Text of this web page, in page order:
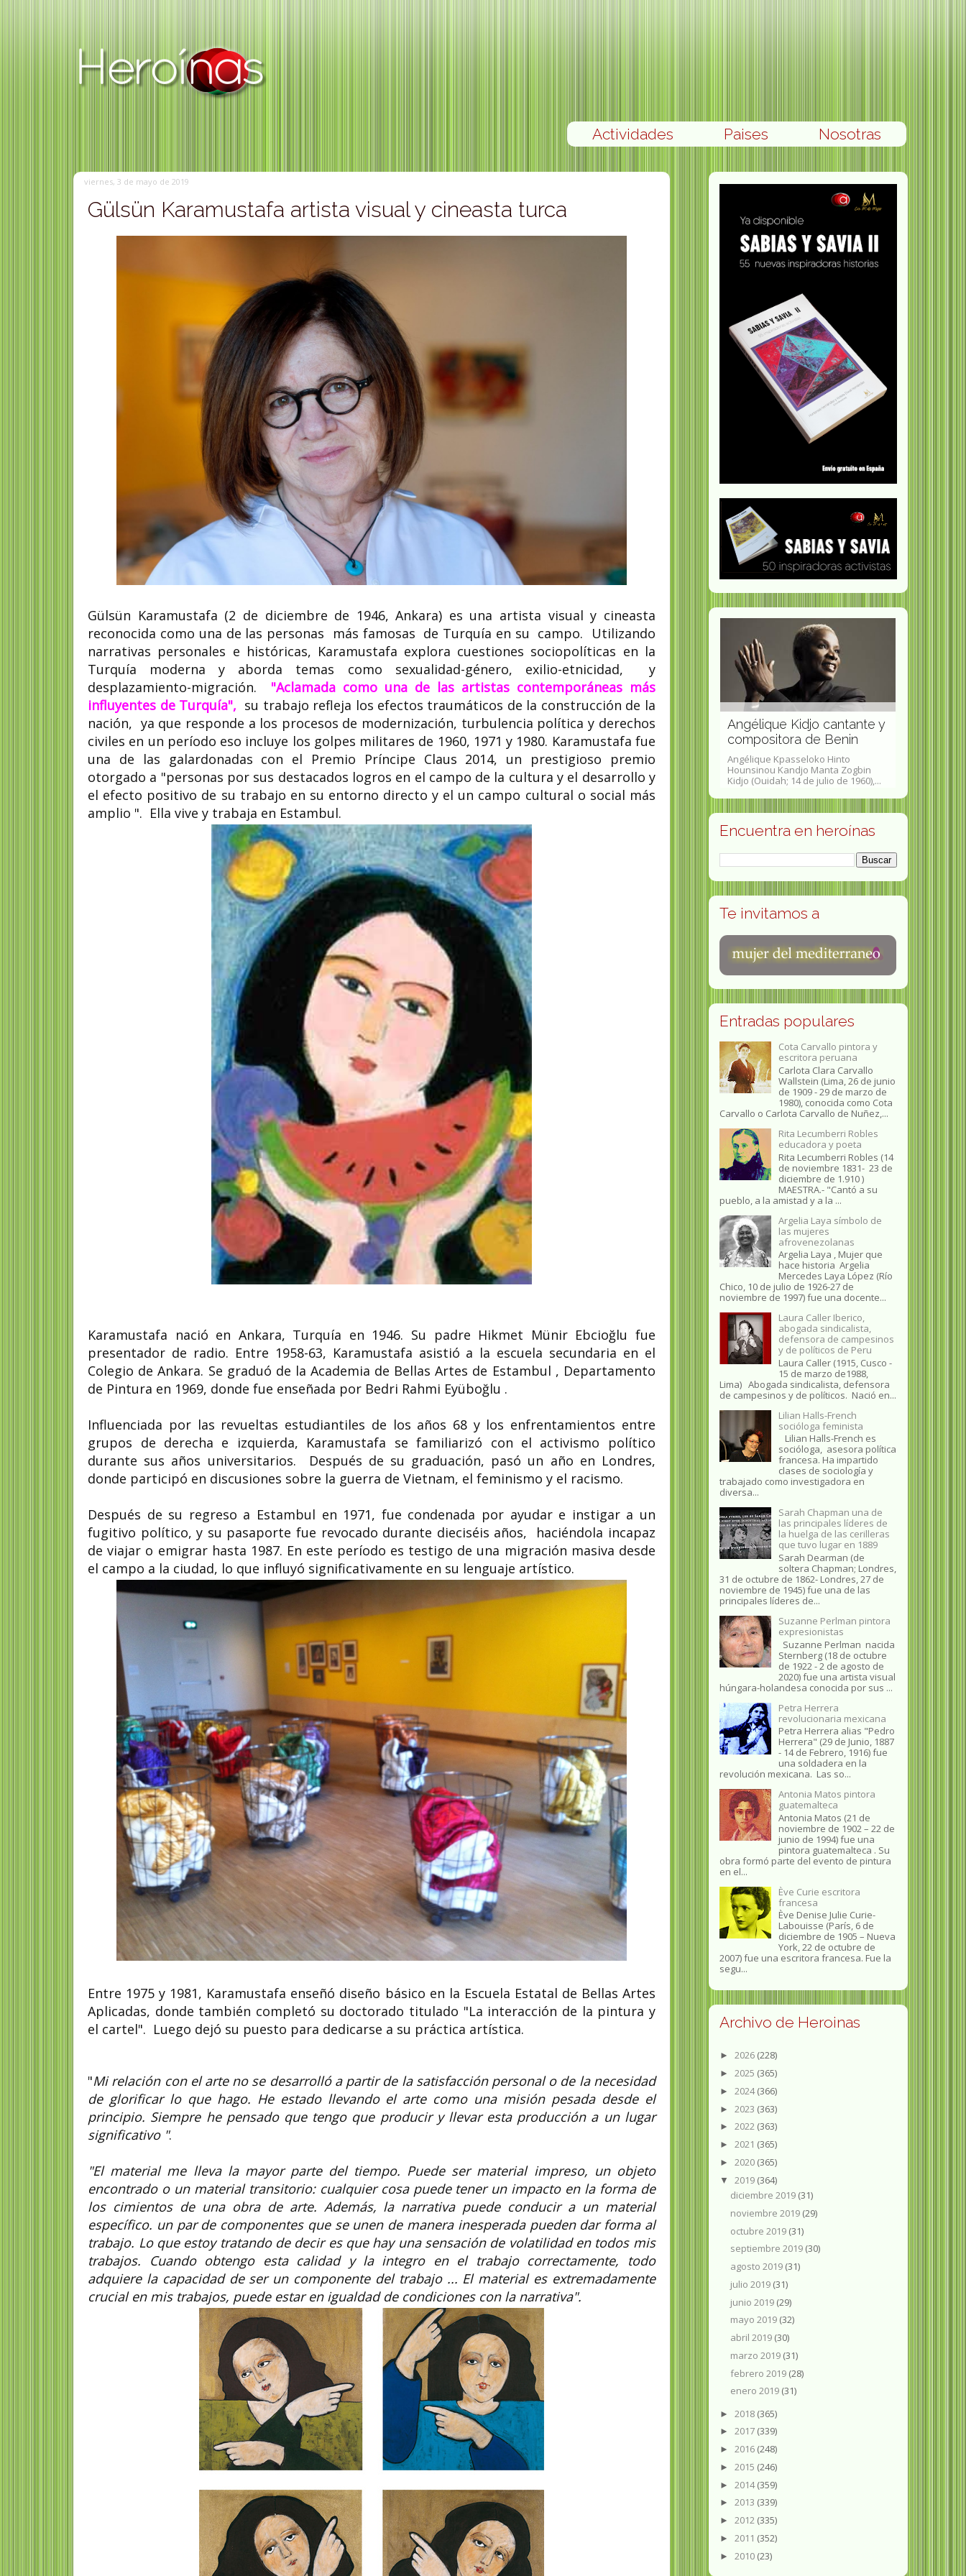
Nosotras
Paises
Actividades
viernes, 3 de mayo de 2019
Gülsün Karamustafa artista visual y cineasta turca
Gülsün Karamustafa (2 de diciembre de 1946, Ankara) es una artista visual y cineasta
reconocida como una de las personas más famosas de Turquía en su campo. Utilizando
narrativas personales e históricas, Karamustafa explora cuestiones sociopolíticas en la
Turquía moderna y aborda temas como sexualidad-género, exilio-etnicidad, y
desplazamiento-migración. "Aclamada como una de las artistas contemporáneas más
influyentes de Turquía", su trabajo refleja los efectos traumáticos de la construcción de la
nación, ya que responde a los procesos de modernización, turbulencia política y derechos
civiles en un período eso incluye los golpes militares de 1960, 1971 y 1980. Karamustafa fue
una de las galardonadas con el Premio Príncipe Claus 2014, un prestigioso premio
otorgado a "personas por sus destacados logros en el campo de la cultura y el desarrollo y
el efecto positivo de su trabajo en su entorno directo y el un campo cultural o social más
amplio ". Ella vive y trabaja en Estambul.
Karamustafa nació en Ankara, Turquía en 1946. Su padre Hikmet Münir Ebcioğlu fue
presentador de radio. Entre 1958-63, Karamustafa asistió a la escuela secundaria en el
Colegio de Ankara. Se graduó de la Academia de Bellas Artes de Estambul , Departamento
de Pintura en 1969, donde fue enseñada por Bedri Rahmi Eyüboğlu .
Influenciada por las revueltas estudiantiles de los años 68 y los enfrentamientos entre
grupos de derecha e izquierda, Karamustafa se familiarizó con el activismo político
durante sus años universitarios. Después de su graduación, pasó un año en Londres,
donde participó en discusiones sobre la guerra de Vietnam, el feminismo y el racismo.
Después de su regreso a Estambul en 1971, fue condenada por ayudar e instigar a un
fugitivo político, y su pasaporte fue revocado durante dieciséis años, haciéndola incapaz
de viajar o emigrar hasta 1987. En este período es testigo de una migración masiva desde
el campo a la ciudad, lo que influyó significativamente en su lenguaje artístico.
Entre 1975 y 1981, Karamustafa enseñó diseño básico en la Escuela Estatal de Bellas Artes
Aplicadas, donde también completó su doctorado titulado "La interacción de la pintura y
el cartel". Luego dejó su puesto para dedicarse a su práctica artística.
"Mi relación con el arte no se desarrolló a partir de la satisfacción personal o de la necesidad
de glorificar lo que hago. He estado llevando el arte como una misión pesada desde el
principio. Siempre he pensado que tengo que producir y llevar esta producción a un lugar
significativo ".
"El material me lleva la mayor parte del tiempo. Puede ser material impreso, un objeto
encontrado o un material transitorio: cualquier cosa puede tener un impacto en la forma de
los cimientos de una obra de arte. Además, la narrativa puede conducir a un material
específico. un par de componentes que se unen de manera inesperada pueden dar forma al
trabajo. Lo que estoy tratando de decir es que hay una sensación de volatilidad en todos mis
trabajos. Cuando obtengo esta calidad y la integro en el trabajo correctamente, todo
adquiere la capacidad de ser un componente del trabajo ... El material es extremadamente
crucial en mis trabajos, puede estar en igualdad de condiciones con la narrativa".
Joan Kagezi abogada y
fiscal de Uganda
#NiUnaMenos
Joan Namazzi Kagezi (14 de julio de
1967 -30 de marzo de 2015), fue una
abogada y fiscal de...
Maria del Mar Bonet ¡
Maria del Mar Bonet i Verdaguer
(Palma de Mallorca, 27 de abril de
1947) es una cantante y...
Claudia Paz y Paz activista
por los derechos
humanos, abogada, fiscal,
investigadora y juez
Foto: Donald HernándezClaudia Paz
y Paz Bailey (Guatemala, 7 de junio
de 1966) es una...
Angélique Kidjo cantante y
compositora de Benin
Angélique Kpasseloko Hinto
Hounsinou Kandjo Manta Zogbin
Kidjo (Ouidah; 14 de julio de 1960),...
Encuentra en heroínas
Te invitamos a
Entradas populares
Cota Carvallo pintora y
escritora peruana
Carlota Clara Carvallo
Wallstein (Lima, 26 de junio
de 1909 - 29 de marzo de
1980), conocida como Cota
Carvallo o Carlota Carvallo de Nuñez,...
Rita Lecumberri Robles
educadora y poeta
Rita Lecumberri Robles (14
de noviembre 1831- 23 de
diciembre de 1.910 )
MAESTRA.- "Cantó a su
pueblo, a la amistad y a la ...
Argelia Laya símbolo de
las mujeres
afrovenezolanas
Argelia Laya , Mujer que
hace historia Argelia
Mercedes Laya López (Río
Chico, 10 de julio de 1926-27 de
noviembre de 1997) fue una docente...
Laura Caller Iberico,
abogada sindicalista,
defensora de campesinos
y de políticos de Peru
Laura Caller (1915, Cusco -
15 de marzo de1988,
Lima) Abogada sindicalista, defensora
de campesinos y de políticos. Nació en...
Lilian Halls-French
socióloga feminista
Lilian Halls-French es
socióloga, asesora política
francesa. Ha impartido
clases de sociología y
trabajado como investigadora en
diversa...
Sarah Chapman una de
las principales líderes de
la huelga de las cerilleras
que tuvo lugar en 1889
Sarah Dearman (de
soltera Chapman; Londres,
31 de octubre de 1862​- Londres, 27 de
noviembre de 1945)​ fue una de las
principales líderes de...
Suzanne Perlman pintora
expresionistas
Suzanne Perlman nacida
Sternberg (18 de octubre
de 1922 - 2 de agosto de
2020) fue una artista visual
húngara-holandesa conocida por sus ...
Petra Herrera
revolucionaria mexicana
Petra Herrera alias "Pedro
Herrera" (29 de Junio, 1887
- 14 de Febrero, 1916) fue
una soldadera en la
revolución mexicana. Las so...
Antonia Matos pintora
guatemalteca
Antonia Matos (21 de
noviembre de 1902 – 22 de
junio de 1994) fue una
pintora guatemalteca . Su
obra formó parte del evento de pintura
en el...
Ève Curie escritora
francesa
Ève Denise Julie Curie-
Labouisse (París, 6 de
diciembre de 1905 – Nueva
York, 22 de octubre de
2007) fue una escritora francesa. Fue la
segu...
Archivo de Heroinas
► 2026 (228)
► 2025 (365)
► 2024(366)
► 2023 (363)
► 2022 (363)
► 2021 (365)
► 2020 (365)
▼ 2019 (364)
diciembre 2019 (31)
noviembre 2019 (29)
octubre 2019 (31)
septiembre 2019 (30)
agosto 2019 (31)
julio 2019 (31)
junio 2019 (29)
mayo 2019 (32)
abril 2019 (30)
marzo 2019 (31)
febrero 2019 (28)
enero 2019 (31)
► 2018 (365)
► 2017 (339)
► 2016 (248)
► 2015 (246)
► 2014(359)
► 2013 (339)
► 2012 (335)
► 2011 (352)
► 2010 (23)